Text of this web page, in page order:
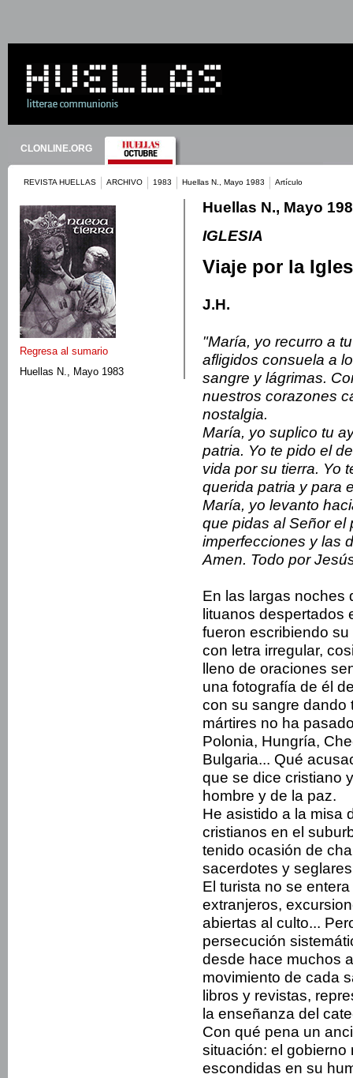
CLONLINE.ORG
REVISTA HUELLAS ARCHIVO 1983 Huellas N., Mayo 1983 Artículo
Regresa al sumario
Huellas N., Mayo 1983
Huellas N., Mayo
IGLESIA
Viaje por la
J.H.
"María, yo recurro a
afligidos consuela a
sangre y lágrimas.
nuestros corazones
nostalgia.
María, yo suplico tu
patria. Yo te pido el
vida por su tierra. Yo
querida patria y para
María, yo levanto
que pidas al Señor el
imperfecciones y las
Amen. Todo por
En las largas noches
lituanos despertados
fueron escribiendo
con letra irregular,
lleno de oracio­nes
una fotografía de él
con su sangre dando
mártires no ha
Polonia, Hungría,
Bulga­ria... Qué
que se dice cristiano
hombre y de la paz.
He asistido a la misa
cristia­nos en el
tenido ocasión de
sacerdotes y
El turista no se
extran­jeros,
abiertas al cul­to...
persecución
desde hace muchos
movimiento de cada
libros y revistas,
la enseñanza del
Con qué pena un
situación: el gobierno
escondidas en su